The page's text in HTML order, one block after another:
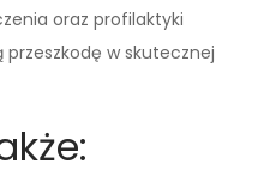
oraz profilaktyki
w skutecznej